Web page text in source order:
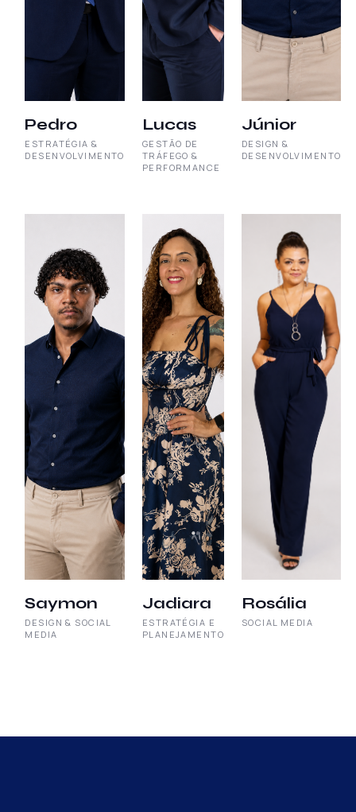
Pedro
ESTRATÉGIA &
DESENVOLVIMENTO
Lucas
GESTÃO DE
TRÁFEGO &
PERFORMANCE
Júnior
DESIGN &
DESENVOLVIMENTO
Saymon
DESIGN & SOCIAL
MEDIA
Jadiara
ESTRATÉGIA E
PLANEJAMENTO
Rosália
SOCIAL MEDIA